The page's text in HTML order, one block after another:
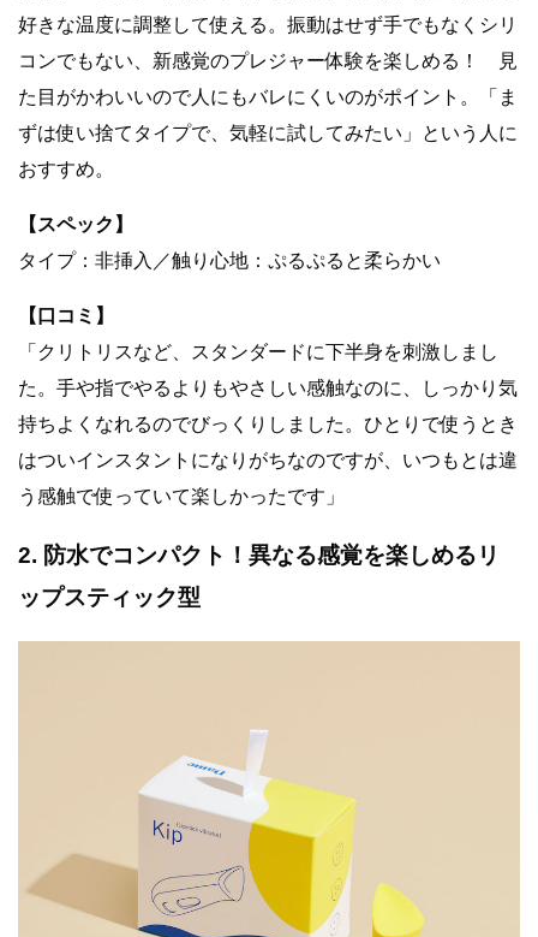
好きな温度に調整して使える。振動はせず手でもなくシリ
コンでもない、新感覚のプレジャー体験を楽しめる！ 見
た目がかわいいので人にもバレにくいのがポイント。「ま
ずは使い捨てタイプで、気軽に試してみたい」という人に
おすすめ。
【スペック】
タイプ：非挿入／触り心地：ぷるぷると柔らかい
【口コミ】
「クリトリスなど、スタンダードに下半身を刺激しまし
た。手や指でやるよりもやさしい感触なのに、しっかり気
持ちよくなれるのでびっくりしました。ひとりで使うとき
はついインスタントになりがちなのですが、いつもとは違
う感触で使っていて楽しかったです」
2. 防水でコンパクト！異なる感覚を楽しめるリ
ップスティック型